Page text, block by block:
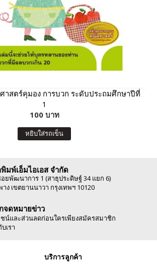
สตร์คุมอง การบวก ระดับประถมศึกษาปีที่
1
100 บาท
หยิบใส่รถเข็น
มพ์เอ็มไอเอส จำกัด
ยพัฒนาการ 1 (สาธุประดิษฐ์ 34 แยก 6)
ง เขตยานนาวา กรุงเทพฯ 10120
จดหมายข่าว
น์และส่วนลดก่อนใครเพียงสมัครสมาชิก
เรา
บริการลูกค้า